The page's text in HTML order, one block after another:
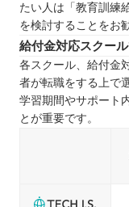
たい人は「教育訓練
を検討することをお
給付金対応スクー
各スクール、給付金
者が転職をする上で
学習期間やサポート
とが重要です。